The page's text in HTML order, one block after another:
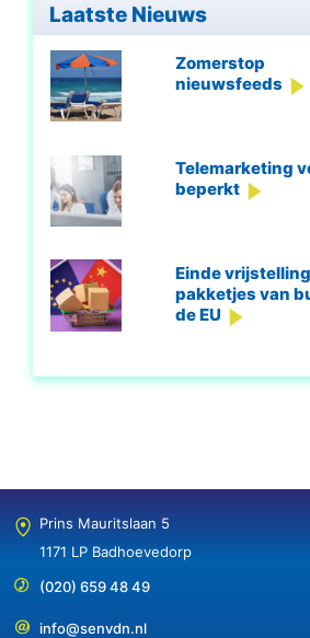
Laatste Nieuws
Zomerstop
nieuwsfeeds
Telemarketing
beperkt
Einde
pakketjes van
de EU
Prins Mauritslaan 5
1171 LP Badhoevedorp
(020) 659 48 49
info@senvdn.nl